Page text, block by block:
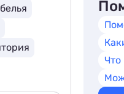
Что